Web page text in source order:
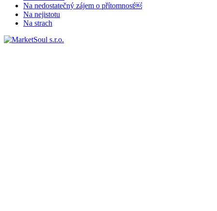
Na nedostatečný zájem o přítomnost￼
Na nejistotu
Na strach